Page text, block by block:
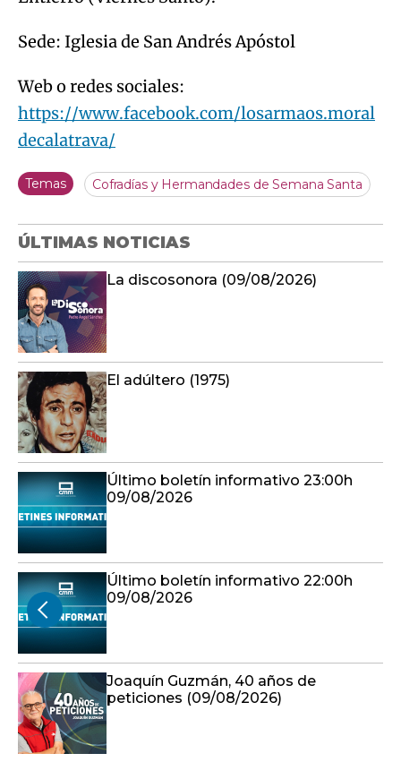
Sede: Iglesia de San Andrés Apóstol
Web o redes sociales:
https://www.facebook.com/losarmaos.moral
decalatrava/
Temas Cofradías y Hermandades de Semana Santa
ÚLTIMAS NOTICIAS
La discosonora (09/08/2026)
El adúltero (1975)
Último boletín informativo 23:00h
09/08/2026
Último boletín informativo 22:00h
09/08/2026
Joaquín Guzmán, 40 años de
peticiones (09/08/2026)